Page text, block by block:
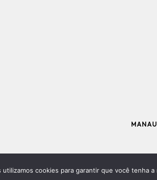
utilizamos cookies para garantir que você tenha